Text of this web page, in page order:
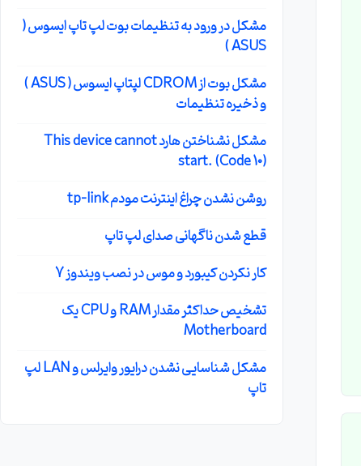
مشکل در ورود به تنظیمات بوت لپ تاپ ایسوس (
ASUS )
مشکل بوت از CDROM لپتاپ ایسوس ( ASUS )
و ذخیره تنظیمات
مشکل نشناختن هارد This device cannot
start. (Code 10)
روشن نشدن چراغ اینترنت مودم tp-link
قطع شدن ناگهانی صدای لپ تاپ
کار نکردن کیبورد و موس در نصب ویندوز 7
تشخیص حداکثر مقدار RAM و CPU یک
Motherboard
مشکل شناسایی نشدن درایور وایرلس و LAN لپ
تاپ